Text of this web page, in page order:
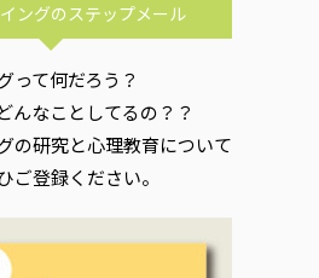
ングのステップメール
って何だろう？
んなことしてるの？？
の研究と心理教育について
ご登録ください。